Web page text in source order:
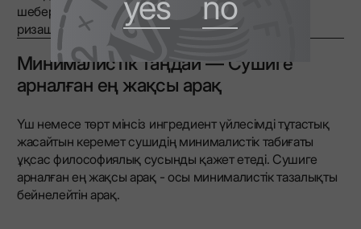
шеберлігі мен ондағы спирттің рөліне деген
ризашылығыңызды тереңдетеді.
Минималистік таңдай — Сушиге
арналған ең жақсы арақ
Үш немесе төрт мінсіз ингредиент үйлесімді тұтастық
жасайтын керемет сушидің минималистік табиғаты
ұқсас философиялық сусынды қажет етеді. Сушиге
арналған ең жақсы арақ - осы минималистік тазалықты
бейнелейтін арақ.